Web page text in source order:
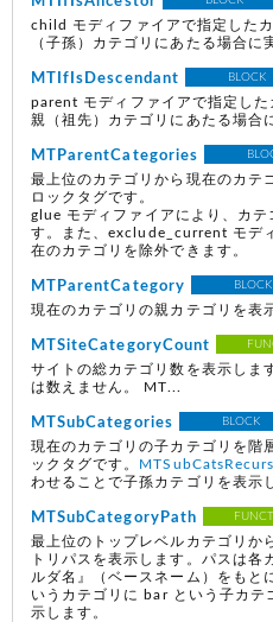
child モディファイアで指定した
（子孫）カテゴリにあたる場合に
MTIfIsDescendant BLOCK
parent モディファイアで指定し
親（祖先）カテゴリにあたる場合
MTParentCategories
最上位のカテゴリから現在のカテ
ロックタグです。
glue モディファイアにより、カテ
す。また、exclude_current モデ
在のカテゴリを除外できます。
MTParentCategory BLOCK
現在のカテゴリの親カテゴリを表
MTSiteCategoryCount
サイトの総カテゴリ数を表示しま
は数えません。 MT...
MTSubCategories BLOCK
現在のカテゴリの子カテゴリを階
ックタグです。
わせることで子孫カテゴリを表示
MTSubCategoryPath
最上位のトップレベルカテゴリか
トリパスを表示します。パスは各
ルダ名』（ベースネーム）をもと
いうカテゴリに bar という子カテ
示します。